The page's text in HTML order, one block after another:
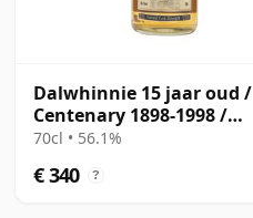
Dalwhinnie 15 jaar oud /
Centenary 1898-1998 /
Natural Cask Strength
70cl • 56.1%
€ 340 ?